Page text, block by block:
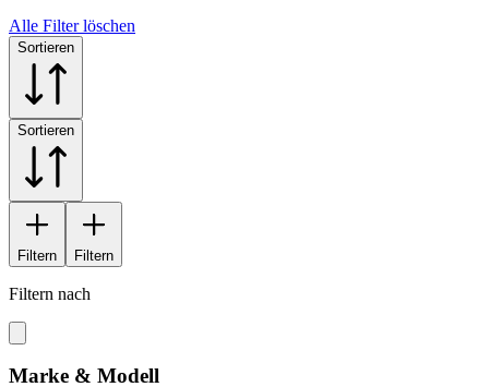
Alle Filter löschen
Sortieren
Sortieren
Filtern Filtern
Filtern nach
Marke & Modell